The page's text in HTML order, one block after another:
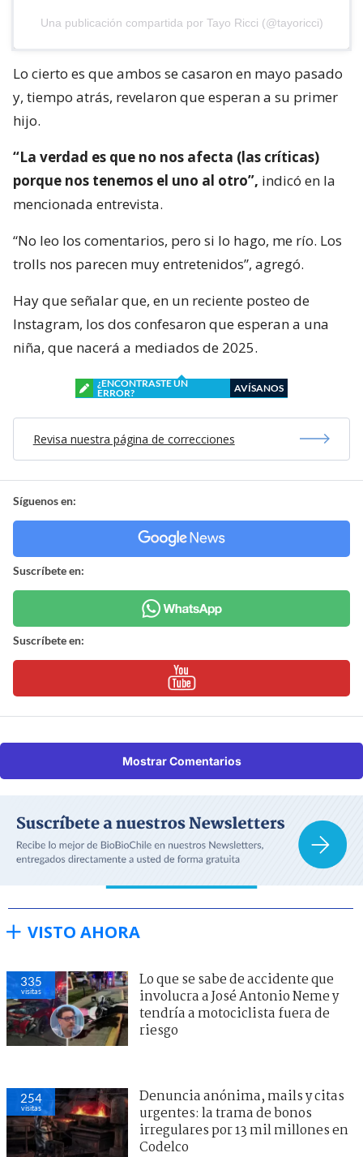
Una publicación compartida por Tayo Ricci (@tayoricci)
Lo cierto es que ambos se casaron en mayo pasado
y, tiempo atrás, revelaron que esperan a su primer
hijo.
“La verdad es que no nos afecta (las críticas)
porque nos tenemos el uno al otro”, indicó en la
mencionada entrevista.
“No leo los comentarios, pero si lo hago, me río. Los
trolls nos parecen muy entretenidos”, agregó.
Hay que señalar que, en un reciente posteo de
Instagram, los dos confesaron que esperan a una
niña, que nacerá a mediados de 2025.
¿ENCONTRASTE UN
ERROR?
AVÍSANOS
Revisa nuestra página de correcciones
Síguenos en:
Suscríbete en:
Suscríbete en:
Mostrar Comentarios
VISTO AHORA
335
visitas
Lo que se sabe de accidente que
involucra a José Antonio Neme y
tendría a motociclista fuera de
riesgo
254
visitas
Denuncia anónima, mails y citas
urgentes: la trama de bonos
irregulares por 13 mil millones en
Codelco